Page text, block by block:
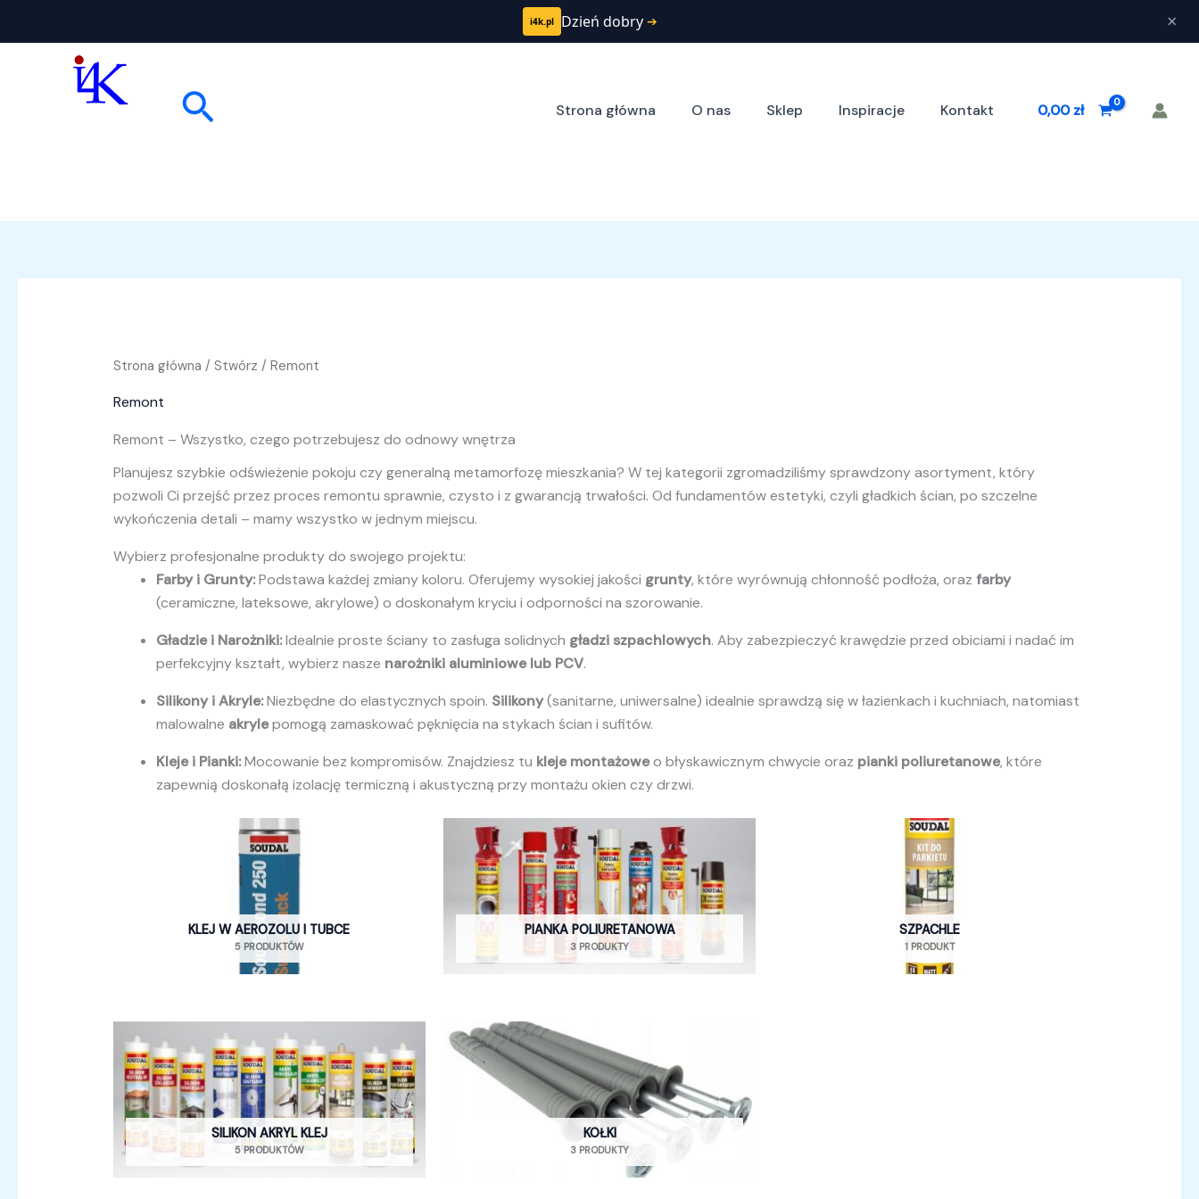
Szukaj Strona główna O nas Sklep Inspiracje Kontakt 0,00zł
Strona główna / Stwórz / Remont
Remont
Remont – Wszystko, czego potrzebujesz do odnowy wnętrza
Planujesz szybkie odświeżenie pokoju czy generalną metamorfozę mieszkania? W tej kategorii zgromadziliśmy sprawdzony asortyment, który
pozwoli Ci przejść przez proces remontu sprawnie, czysto i z gwarancją trwałości. Od fundamentów estetyki, czyli gładkich ścian, po szczelne
wykończenia detali – mamy wszystko w jednym miejscu.
Wybierz profesjonalne produkty do swojego projektu:
Farby i Grunty:Podstawa każdej zmiany koloru. Oferujemy wysokiej jakości grunty, które wyrównują chłonność podłoża, oraz farby
(ceramiczne, lateksowe, akrylowe) o doskonałym kryciu i odporności na szorowanie.
Gładzie i Narożniki:Idealnie proste ściany to zasługa solidnych gładzi szpachlowych. Aby zabezpieczyć krawędzie przed obiciami i nadać im
perfekcyjny kształt, wybierz nasze narożniki aluminiowe lub PCV.
Silikony i Akryle:Niezbędne do elastycznych spoin. Silikony(sanitarne, uniwersalne) idealnie sprawdzą się w łazienkach i kuchniach, natomiast
malowalne akrylepomogą zamaskować pęknięcia na stykach ścian i sufitów.
Kleje i Pianki:Mocowanie bez kompromisów. Znajdziesz tu kleje montażoweo błyskawicznym chwycie oraz pianki poliuretanowe, które
zapewnią doskonałą izolację termiczną i akustyczną przy montażu okien czy drzwi.
KLEJ W AEROZOLU I TUBCE
5 PRODUKTÓW
PIANKA POLIURETANOWA
3 PRODUKTY
SZPACHLE
1 PRODUKT
SILIKON AKRYL KLEJ
5 PRODUKTÓW
KOŁKI
3 PRODUKTY
i4k.pl Dzień dobry ➔ ×